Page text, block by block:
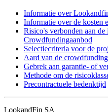
Informatie over
Informatie over de kosten
Risico's verbonden aan
Crowdfundingaanbod
Selectiecriteria voor de
Aard van de
Gebrek aan garantie- of
Methode om de
Precontractuele bedenktijd
LookandFin SA